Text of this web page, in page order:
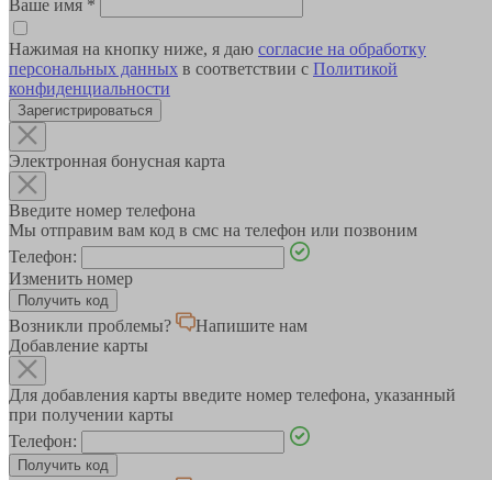
Ваше имя *
Нажимая на кнопку ниже, я даю согласие на обработку
персональных данных в соответствии с Политикой
конфиденциальности
Зарегистрироваться
Электронная бонусная карта
Введите номер телефона
Мы отправим вам код в смс на телефон или позвоним
Телефон:
Изменить номер
Возникли проблемы?
Напишите нам
Добавление карты
Для добавления карты введите номер телефона, указанный
при получении карты
Телефон: